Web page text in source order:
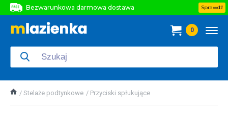
Bezwarunkowa darmowa dostawa
Bezwarunkowa darmowa dostawa
Sprawdź
0
Stelaże podtynkowe Przyciski spłukujące